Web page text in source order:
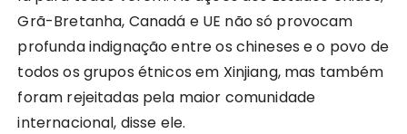
Grã-Bretanha, Canadá e UE não só provocam
profunda indignação entre os chineses e o povo de
todos os grupos étnicos em Xinjiang, mas também
foram rejeitadas pela maior comunidade
internacional, disse ele.